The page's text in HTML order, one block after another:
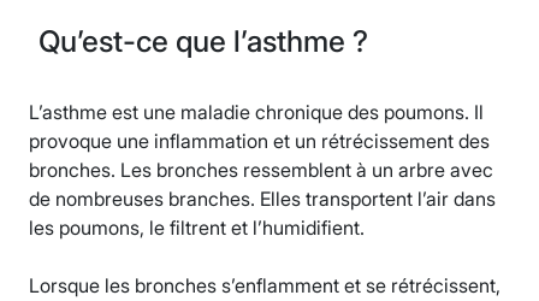
Qu’est-ce que l’asthme ?
L’asthme est une maladie chronique des poumons. Il
provoque une inflammation et un rétrécissement des
bronches. Les bronches ressemblent à un arbre avec
de nombreuses branches. Elles transportent l’air dans
les poumons, le filtrent et l’humidifient.
Lorsque les bronches s’enflamment et se rétrécissent,